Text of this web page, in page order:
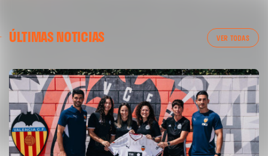
ÚLTIMAS NOTICIAS VER TODAS